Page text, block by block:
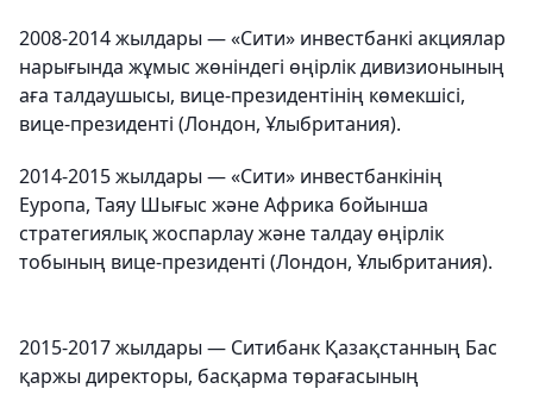
2008-2014 жылдары — «Сити» инвестбанкі акциялар
нарығында жұмыс жөніндегі өңірлік дивизионының
аға талдаушысы, вице-президентінің көмекшісі,
вице-президенті (Лондон, Ұлыбритания).
2014-2015 жылдары — «Сити» инвестбанкінің
Еуропа, Таяу Шығыс және Африка бойынша
стратегиялық жоспарлау және талдау өңірлік
тобының вице-президенті (Лондон, Ұлыбритания).
2015-2017 жылдары — Ситибанк Қазақстанның Бас
қаржы директоры, басқарма төрағасының